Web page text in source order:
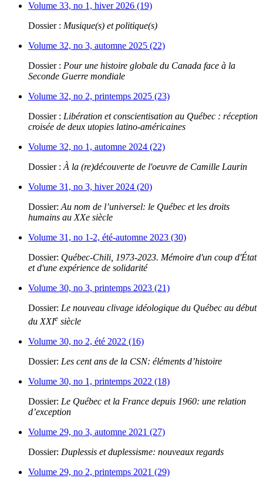
Volume 33, no 1, hiver 2026 (19)
Dossier : Musique(s) et politique(s)
Volume 32, no 3, automne 2025 (22)
Dossier : Pour une histoire globale du Canada face à la
Seconde Guerre mondiale
Volume 32, no 2, printemps 2025 (23)
Dossier : Libération et conscientisation au Québec : réception
croisée de deux utopies latino-américaines
Volume 32, no 1, automne 2024 (22)
Dossier : À la (re)découverte de l'oeuvre de Camille Laurin
Volume 31, no 3, hiver 2024 (20)
Dossier: Au nom de l’universel: le Québec et les droits
humains au XXe siècle
Volume 31, no 1-2, été-automne 2023 (30)
Dossier: Québec-Chili, 1973-2023. Mémoire d'un coup d'État
et d'une expérience de solidarité
Volume 30, no 3, printemps 2023 (21)
Dossier: Le nouveau clivage idéologique du Québec au début
du XXIe siècle
Volume 30, no 2, été 2022 (16)
Dossier: Les cent ans de la CSN: éléments d’histoire
Volume 30, no 1, printemps 2022 (18)
Dossier: Le Québec et la France depuis 1960: une relation
d’exception
Volume 29, no 3, automne 2021 (27)
Dossier: Duplessis et duplessisme: nouveaux regards
Volume 29, no 2, printemps 2021 (29)